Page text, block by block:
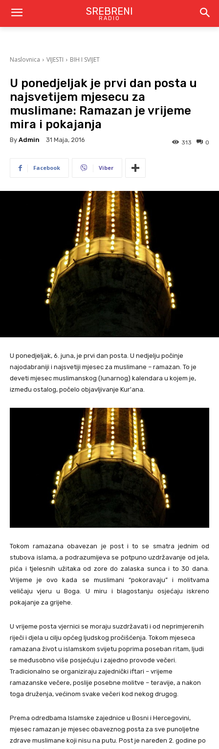
SREBRENI
RADIO
Naslovnica VIJESTI BIH I SVIJET
U ponedjeljak je prvi dan posta u
najsvetijem mjesecu za
muslimane: Ramazan je vrijeme
mira i pokajanja
By Admin 31 Maja, 2016 0
313
Facebook Viber
U ponedjeljak, 6. juna, je prvi dan posta. U nedjelju počinje
najodabraniji i najsvetiji mjesec za muslimane – ramazan. To je
deveti mjesec muslimanskog (lunarnog) kalendara u kojem je,
između ostalog, počelo objavljivanje Kur'ana.
Tokom ramazana obavezan je post i to se smatra jednim od
stubova islama, a podrazumijeva se potpuno uzdržavanje od jela,
pića i tjelesnih užitaka od zore do zalaska sunca i to 30 dana.
Vrijeme je ovo kada se muslimani “pokoravaju” i molitvama
veličaju vjeru u Boga. U miru i blagostanju osjećaju iskreno
pokajanje za grijehe.
U vrijeme posta vjernici se moraju suzdržavati i od neprimjerenih
riječi i djela u cilju općeg ljudskog pročišćenja. Tokom mjeseca
ramazana život u islamskom svijetu poprima poseban ritam, ljudi
se međusobno više posjećuju i zajedno provode večeri.
Tradicionalno se organiziraju zajednički iftari – vrijeme
ramazanske večere, poslije posebne molitve – teravije, a nakon
toga druženja, većinom svake večeri kod nekog drugog.
Prema odredbama Islamske zajednice u Bosni i Hercegovini,
mjesec ramazan je mjesec obaveznog posta za sve punoljetne
zdrave muslimane koji nisu na putu. Post je naređen 2. godine po